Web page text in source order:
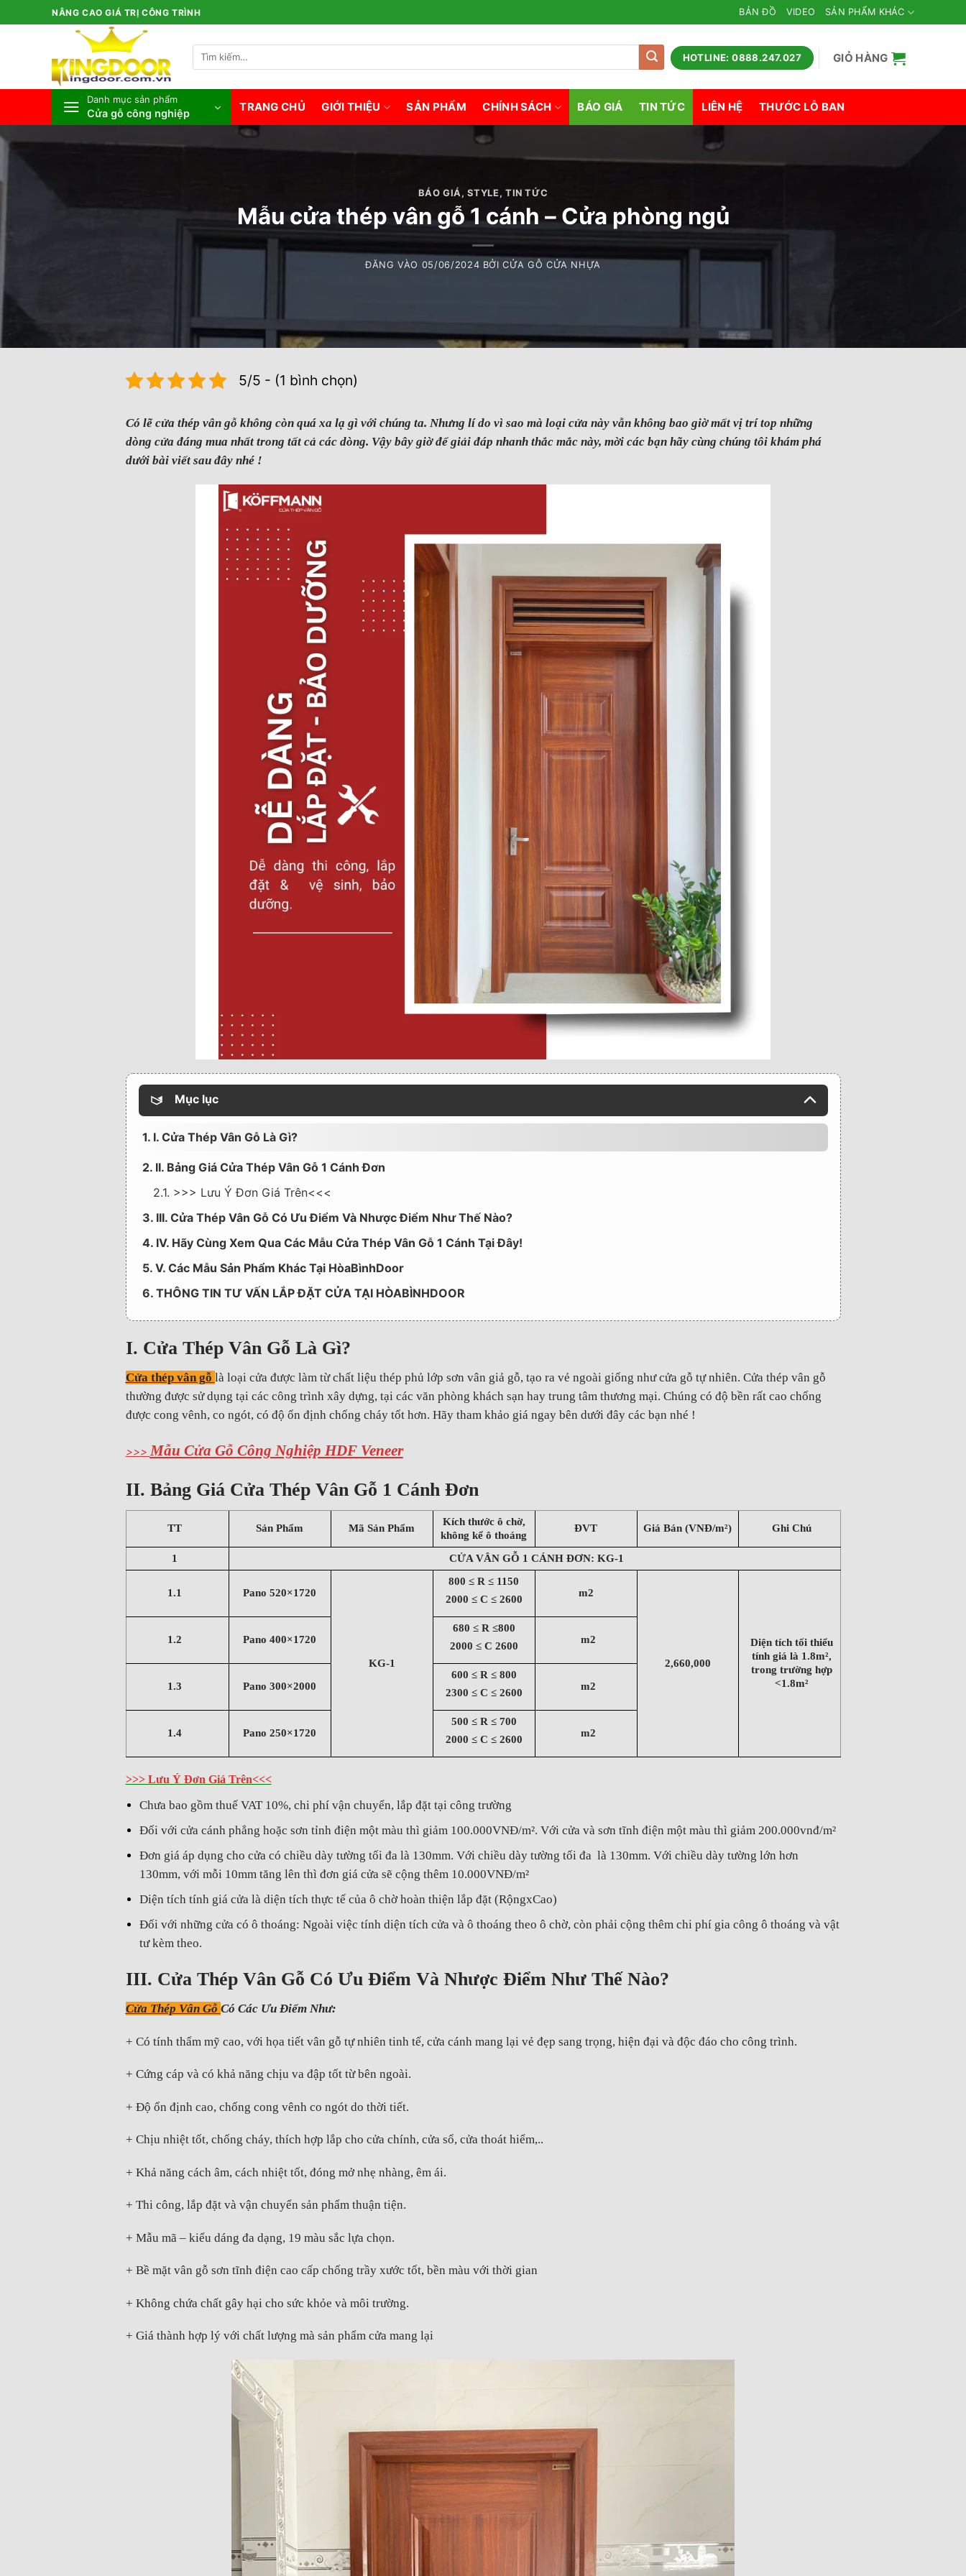
qua
NÂNG CAO GIÁ TRỊ CÔNG TRÌNH BẢN ĐỒ VIDEO SẢN PHẨM KHÁC
Tìm
kiếm:
HOTLINE: 0888.247.027 GIỎ HÀNG
Danh mục sản phẩm
Cửa gỗ công nghiệp TRANG CHỦ GIỚI THIỆU SẢN PHẨM CHÍNH SÁCH BÁO GIÁ TIN TỨC LIÊN HỆ THƯỚC LỖ BAN
BÁO GIÁ ,STYLE, TIN TỨC
Mẫu cửa thép vân gỗ 1 cánh – Cửa phòng ngủ
ĐĂNG VÀO 05/06/2024 BỞICỬA GỖ CỬA NHỰA
5/5 - (1 bình chọn)
Có lẽ cửa thép vân gỗ không còn quá xa lạ gì với chúng ta. Nhưng lí do vì sao mà loại cửa này vẫn không bao giờ mất vị trí top những
dòng cửa đáng mua nhất trong tất cả các dòng. Vậy bây giờ để giải đáp nhanh thắc mắc này, mời các bạn hãy cùng chúng tôi khám phá
dưới bài viết sau đây nhé !
Mục lục
1. I. Cửa Thép Vân Gỗ Là Gì?
2. II. Bảng Giá Cửa Thép Vân Gỗ 1 Cánh Đơn
2.1. >>> Lưu Ý Đơn Giá Trên<<<
3. III. Cửa Thép Vân Gỗ Có Ưu Điểm Và Nhược Điểm Như Thế Nào?
4. IV. Hãy Cùng Xem Qua Các Mẫu Cửa Thép Vân Gỗ 1 Cánh Tại Đây!
5. V. Các Mẫu Sản Phẩm Khác Tại HòaBìnhDoor
6. THÔNG TIN TƯ VẤN LẮP ĐẶT CỬA TẠI HÒABÌNHDOOR
I. Cửa Thép Vân Gỗ Là Gì?
Cửa thép vân gỗ là loại cửa được làm từ chất liệu thép phủ lớp sơn vân giả gỗ, tạo ra vẻ ngoài giống như cửa gỗ tự nhiên. Cửa thép vân gỗ
thường được sử dụng tại các công trình xây dựng, tại các văn phòng khách sạn hay trung tâm thương mại. Chúng có độ bền rất cao chống
được cong vênh, co ngót, có độ ổn định chống cháy tốt hơn. Hãy tham khảo giá ngay bên dưới đây các bạn nhé !
>>>Mẫu Cửa Gỗ Công Nghiệp HDF Veneer
II. Bảng Giá Cửa Thép Vân Gỗ 1 Cánh Đơn
TT Sản Phẩm Mã Sản Phẩm
Kích thước ô chờ,
không kể ô thoáng
ĐVT Giá Bán (VNĐ/m²) Ghi Chú
1 CỬA VÂN GỖ 1 CÁNH ĐƠN: KG-1
1.1 Pano 520×1720
KG-1
800 ≤ R ≤ 1150
2000 ≤ C ≤ 2600
m2
2,660,000
Diện tích tối thiểu
tính giá là 1.8m²,
trong trường hợp
<1.8m²
1.2 Pano 400×1720
680 ≤ R ≤800
2000 ≤ C 2600
m2
1.3 Pano 300×2000
600 ≤ R ≤ 800
2300 ≤ C ≤ 2600
m2
1.4 Pano 250×1720
500 ≤ R ≤ 700
2000 ≤ C ≤ 2600
m2
>>> Lưu Ý Đơn Giá Trên<<<
Chưa bao gồm thuế VAT 10%, chi phí vận chuyển, lắp đặt tại công trường
Đối với cửa cánh phẳng hoặc sơn tỉnh điện một màu thì giảm 100.000VNĐ/m². Với cửa và sơn tĩnh điện một màu thì giảm 200.000vnđ/m²
Đơn giá áp dụng cho cửa có chiều dày tường tối đa là 130mm. Với chiều dày tường tối đa là 130mm. Với chiều dày tường lớn hơn
130mm, với mỗi 10mm tăng lên thì đơn giá cửa sẽ cộng thêm 10.000VNĐ/m²
Diện tích tính giá cửa là diện tích thực tế của ô chờ hoàn thiện lắp đặt (RộngxCao)
Đối với những cửa có ô thoáng: Ngoài việc tính diện tích cửa và ô thoáng theo ô chờ, còn phải cộng thêm chi phí gia công ô thoáng và vật
tư kèm theo.
III. Cửa Thép Vân Gỗ Có Ưu Điểm Và Nhược Điểm Như Thế Nào?
Cửa Thép Vân Gỗ Có Các Ưu Điểm Như:
+ Có tính thẩm mỹ cao, với họa tiết vân gỗ tự nhiên tinh tế, cửa cánh mang lại vẻ đẹp sang trọng, hiện đại và độc đáo cho công trình.
+ Cứng cáp và có khả năng chịu va đập tốt từ bên ngoài.
+ Độ ổn định cao, chống cong vênh co ngót do thời tiết.
+ Chịu nhiệt tốt, chống cháy, thích hợp lắp cho cửa chính, cửa sổ, cửa thoát hiểm,..
+ Khả năng cách âm, cách nhiệt tốt, đóng mở nhẹ nhàng, êm ái.
+ Thi công, lắp đặt và vận chuyển sản phẩm thuận tiện.
+ Mẫu mã – kiểu dáng đa dạng, 19 màu sắc lựa chọn.
+ Bề mặt vân gỗ sơn tĩnh điện cao cấp chống trầy xước tốt, bền màu với thời gian
+ Không chứa chất gây hại cho sức khỏe và môi trường.
+ Giá thành hợp lý với chất lượng mà sản phẩm cửa mang lại